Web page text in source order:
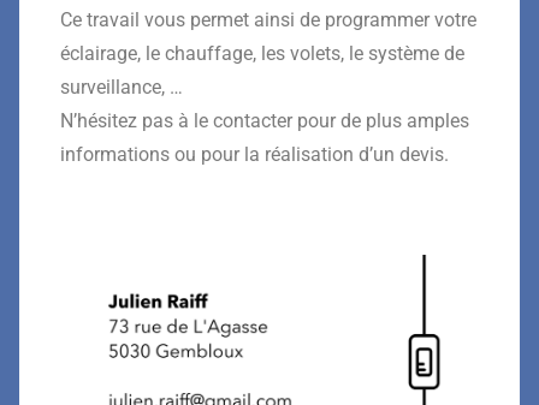
Ce travail vous permet ainsi de programmer votre
éclairage, le chauffage, les volets, le système de
surveillance, …
N’hésitez pas à le contacter pour de plus amples
informations ou pour la réalisation d’un devis.